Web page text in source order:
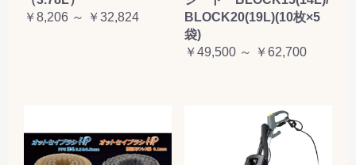
￥8,206 ～ ￥32,824
BLOCK20(19L)(10枚×5
袋)
￥49,500 ～ ￥62,700